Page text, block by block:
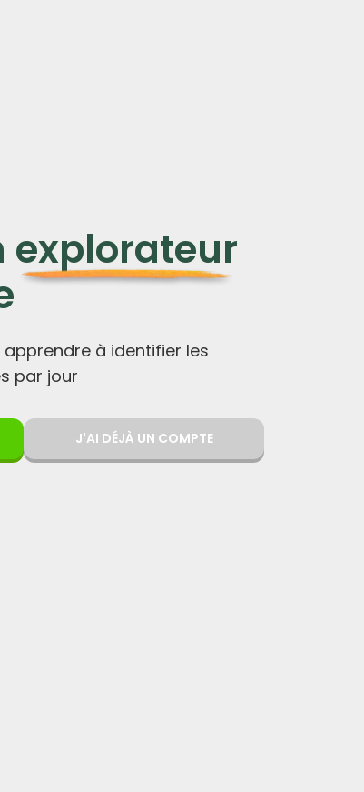
explorateur
à identifier les
par jour
J'AI DÉJÀ UN COMPTE